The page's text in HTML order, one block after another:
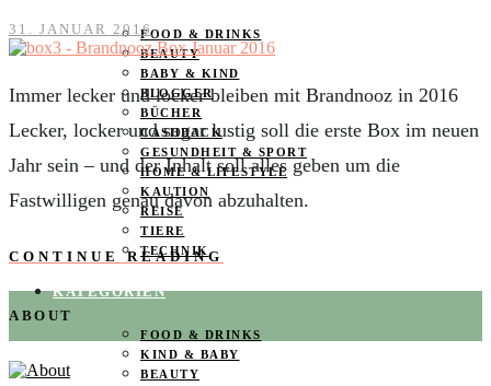
FOOD & DRINKS
BEAUTY
BABY & KIND
BLOGGER
BÜCHER
CASHBACK
GESUNDHEIT & SPORT
HOME & LIFESTYLE
KAUTION
REISE
TIERE
TECHNIK
KATEGORIEN
FOOD & DRINKS
KIND & BABY
BEAUTY
31. JANUAR 2016
Immer lecker und locker bleiben mit Brandnooz in 2016
Lecker, locker und sogar lustig soll die erste Box im neuen
Jahr sein – und der Inhalt soll alles geben um die
Fastwilligen genau davon abzuhalten.
CONTINUE READING
ABOUT